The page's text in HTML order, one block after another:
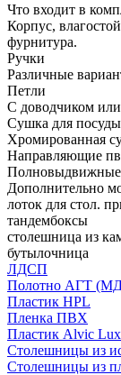
Что входит в
Корпус,
фурнитура.
Ручки
Различные
Петли
С доводчиком
Сушка для посуды
Хромированная
Направляющие
Полновыдвижные
Дополнительно
лоток для стол.
тандембоксы
столешница из
бутылочница
ЛДСП
Полотно АГТ
Пластик HPL
Пленка ПВХ
Пластик Alvic
Столешницы из
Столешницы из